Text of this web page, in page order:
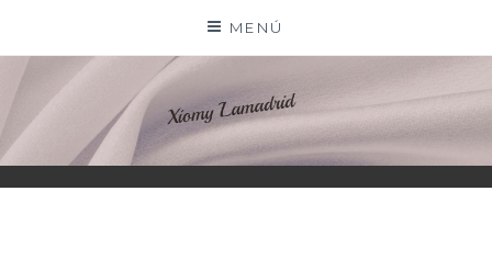
contenido
MENÚ
XIOMY LAMADRID